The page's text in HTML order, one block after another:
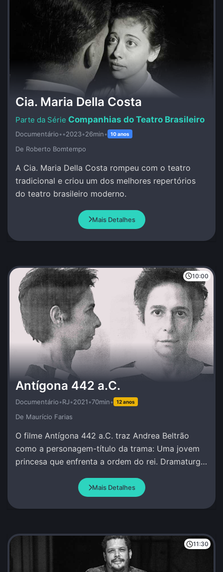
Cia. Maria Della Costa
Companhias do Teatro Brasileiro
Documentário••2023•26min• 10 anos
De Roberto Bomtempo
A Cia. Maria Della Costa rompeu com o teatro
tradicional e criou um dos melhores repertórios
do teatro brasileiro moderno.
Mais Detalhes
10:00
Antígona 442 a.C.
Documentário•RJ•2021•70min• 12 anos
De Maurí­cio Farias
O filme Antígona 442 a.C. traz Andrea Beltrão
como a personagem-título da trama: Uma jovem
princesa que enfrenta a ordem do rei. Dramaturgia
Mais Detalhes
11:30